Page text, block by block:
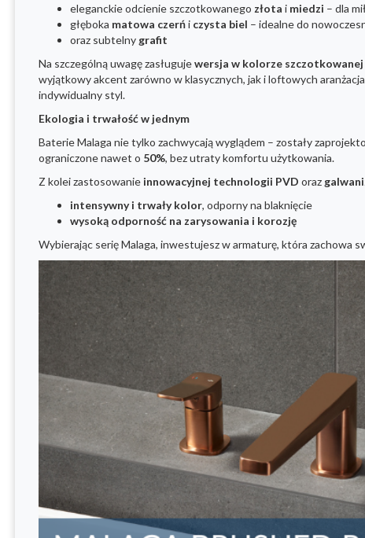
eleganckie odcienie szczotkowanego złota i miedzi – dla
głęboka matowa czerńi czysta biel – idealne do
oraz subtelny grafit
Na szczególną uwagę zasługujewersja w kolorze szczotkowanej
wyjątkowy akcent zarówno w klasycznych, jak i loftowych
indywidualny styl.
Ekologia i trwałość w jednym
Baterie Malaga nie tylko zachwycają wyglądem – zostały
ograniczone nawet o 50%, bez utraty komfortu użytkowania.
Z kolei zastosowanie innowacyjnej technologii PVD oraz
intensywny i trwały kolor, odporny na blaknięcie
wysoką odporność na zarysowania i korozję
Wybierając serię Malaga, inwestujesz w armaturę, która zachowa